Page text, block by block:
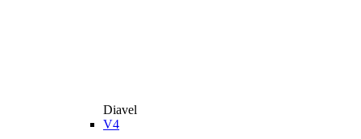
Diavel
V4